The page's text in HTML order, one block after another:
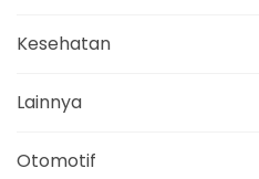
Kesehatan
Lainnya
Otomotif